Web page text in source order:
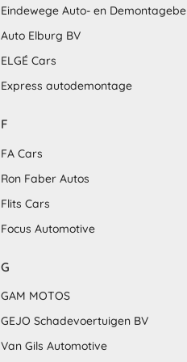
Eindewege Auto- en Demontagebe
Auto Elburg BV
ELGÉ Cars
Express autodemontage
F
FA Cars
Ron Faber Autos
Flits Cars
Focus Automotive
G
GAM MOTOS
GEJO Schadevoertuigen BV
Van Gils Automotive